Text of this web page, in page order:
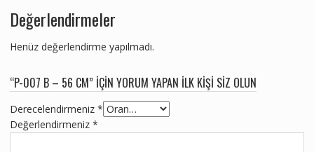
Değerlendirmeler
Henüz değerlendirme yapılmadı.
“P-007 B – 56 CM” IÇIN YORUM YAPAN ILK KIŞI SIZ OLUN
Derecelendirmeniz *
Değerlendirmeniz *